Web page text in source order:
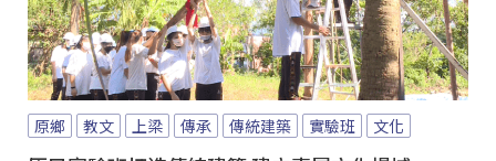
原鄉 教文 上梁 傳承 傳統建築 實驗班 文化